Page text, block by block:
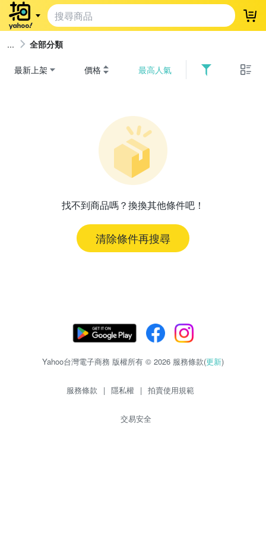
登
全部分類
最新上架 價格 最高人氣
找不到商品嗎？換換其他條件吧！
清除條件再搜尋
Yahoo台灣電子商務 版權所有 © 2026 服務條款(更新)
服務條款 | 隱私權 | 拍賣使用規範
交易安全